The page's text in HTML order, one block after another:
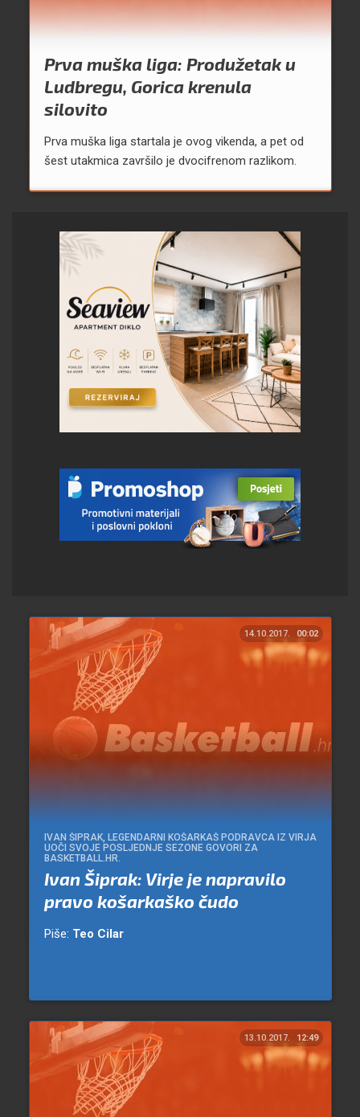
Prva muška liga: Produžetak u
Ludbregu, Gorica krenula
silovito
Prva muška liga startala je ovog vikenda, a pet od
šest utakmica završilo je dvocifrenom razlikom.
14.10.2017. 00:02
IVAN ŠIPRAK, LEGENDARNI KOŠARKAŠ PODRAVCA IZ VIRJA
UOČI SVOJE POSLJEDNJE SEZONE GOVORI ZA
BASKETBALL.HR.
Ivan Šiprak: Virje je napravilo
pravo košarkaško čudo
Piše: Teo Cilar
13.10.2017. 12:49